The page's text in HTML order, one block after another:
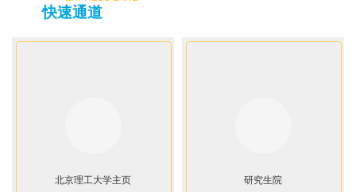
快速通道
北京理工大学主页 研究生院